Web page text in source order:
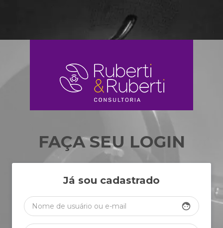
FAÇA SEU LOGIN
Já sou cadastrado
face